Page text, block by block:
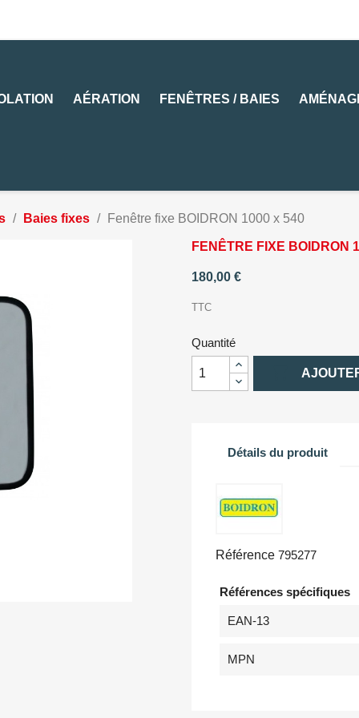
AÉRATION FENÊTRES / BAIES
Baies fixes Fenêtre fixe BOIDRON 1000 x 540
FENÊTRE FIXE BOIDRON
180,00 €
TTC
Quantité
Détails du produit
Référence 795277
Références spécifiques
EAN-13
MPN